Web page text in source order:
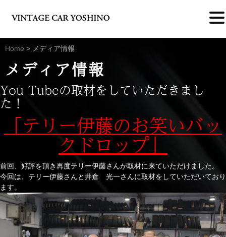
Home > メディア情報
メディア情報
You Tubeの取材をしていただきまし
た！
「テリー伊藤のお笑いバッ
クドロップ」
前回、好評を頂き再度テリー伊藤さんが取材に来ていただけました。
今回は、テリー伊藤さんと井倉 光一さんに取材をしていただいており
ます。